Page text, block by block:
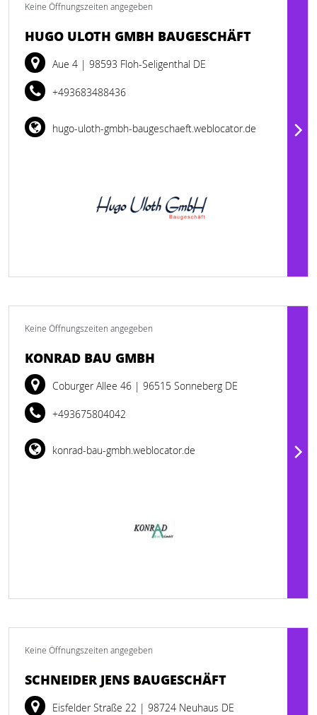
Keine Öffnungszeiten angegeben
HUGO ULOTH GMBH BAUGESCHÄFT
Aue 4 | 98593 Floh-Seligenthal DE
+493683488436
hugo-uloth-gmbh-baugeschaeft.weblocator.de
Keine Öffnungszeiten angegeben
KONRAD BAU GMBH
Coburger Allee 46 | 96515 Sonneberg DE
+493675804042
konrad-bau-gmbh.weblocator.de
Keine Öffnungszeiten angegeben
SCHNEIDER JENS BAUGESCHÄFT
Eisfelder Straße 22 | 98724 Neuhaus DE